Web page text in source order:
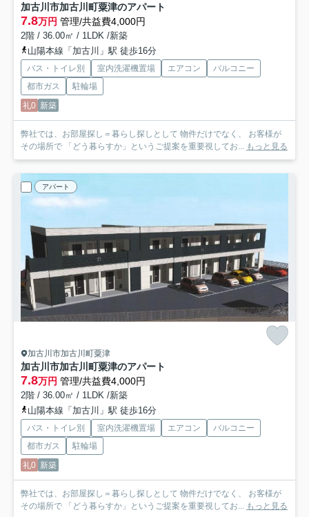
加古川市加古川町粟津のアパート
7.8万円 管理/共益費4,000円
2階 / 36.00㎡ / 1LDK /新築
山陽本線「加古川」駅 徒歩16分
バス・トイレ別 室内洗濯機置場 エアコン
バルコニー
都市ガス
駐輪場
礼0 新築
弊社では、お部屋探し＝暮らし探しとして 物件だけでなく、 お客様が
その場所で 「どう暮らすか」というご提案を重要視してお... もっと見る
アパート
加古川市加古川町粟津
加古川市加古川町粟津のアパート
7.8万円 管理/共益費4,000円
2階 / 36.00㎡ / 1LDK /新築
山陽本線「加古川」駅 徒歩16分
バス・トイレ別 室内洗濯機置場 エアコン
バルコニー
都市ガス
駐輪場
礼0 新築
弊社では、お部屋探し＝暮らし探しとして 物件だけでなく、 お客様が
その場所で 「どう暮らすか」というご提案を重要視してお... もっと見る